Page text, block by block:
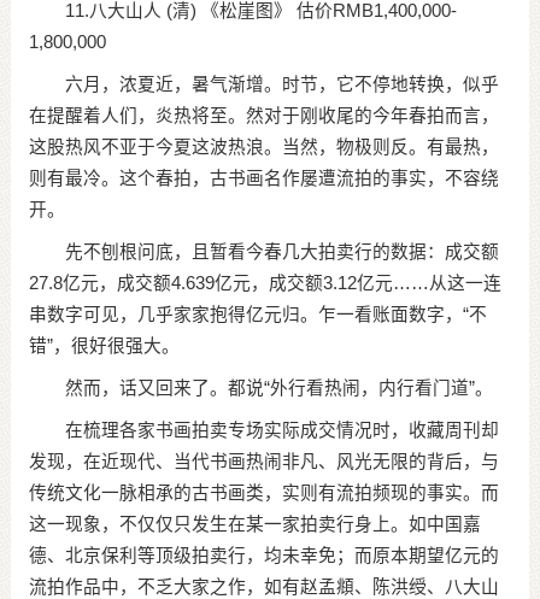
11.八大山人 (清) 《松崖图》 估价RMB1,400,000-
1,800,000
六月，浓夏近，暑气渐增。时节，它不停地转换，似乎
在提醒着人们，炎热将至。然对于刚收尾的今年春拍而言，
这股热风不亚于今夏这波热浪。当然，物极则反。有最热，
则有最冷。这个春拍，古书画名作屡遭流拍的事实，不容绕
开。
先不刨根问底，且暂看今春几大拍卖行的数据：成交额
27.8亿元，成交额4.639亿元，成交额3.12亿元……从这一连
串数字可见，几乎家家抱得亿元归。乍一看账面数字，“不
错”，很好很强大。
然而，话又回来了。都说“外行看热闹，内行看门道”。
在梳理各家书画拍卖专场实际成交情况时，收藏周刊却
发现，在近现代、当代书画热闹非凡、风光无限的背后，与
传统文化一脉相承的古书画类，实则有流拍频现的事实。而
这一现象，不仅仅只发生在某一家拍卖行身上。如中国嘉
德、北京保利等顶级拍卖行，均未幸免；而原本期望亿元的
流拍作品中，不乏大家之作，如有赵孟頫、陈洪绶、八大山